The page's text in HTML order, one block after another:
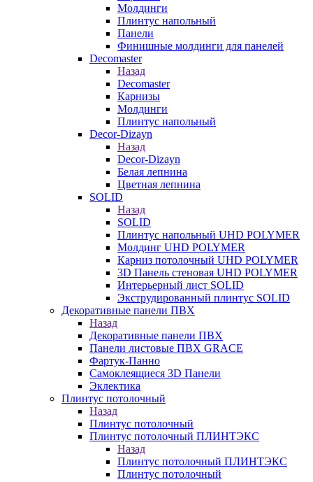
Молдинги
Плинтус напольный
Панели
Финишные молдинги для панелей
Decomaster
Назад
Decomaster
Карнизы
Молдинги
Плинтус напольный
Decor-Dizayn
Назад
Decor-Dizayn
Белая лепнина
Цветная лепнина
SOLID
Назад
SOLID
Плинтус напольный UHD POLYMER
Молдинг UHD POLYMER
Карниз потолочный UHD POLYMER
3D Панель стеновая UHD POLYMER
Интерьерный лист SOLID
Экструдированный плинтус SOLID
Декоративные панели ПВХ
Назад
Декоративные панели ПВХ
Панели листовые ПВХ GRACE
Фартук-Панно
Самоклеящиеся 3D Панели
Эклектика
Плинтус потолочный
Назад
Плинтус потолочный
Плинтус потолочный ПЛИНТЭКС
Назад
Плинтус потолочный ПЛИНТЭКС
Плинтус потолочный